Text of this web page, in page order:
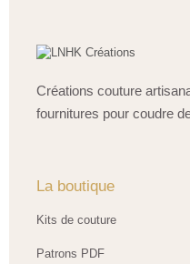
Créations couture
fournitures pour coudre
La boutique
Kits de couture
Patrons PDF